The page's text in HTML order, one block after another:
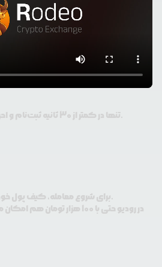
تنها در کمتر از 30 ثانیه ثبت‌نام و احراز هویت خود را تکمیل کنید.
برای شروع معامله، کیف پول خود را به میزان دلخواه شارژ کنید.
در رودیو حتی با 100 هزار تومان